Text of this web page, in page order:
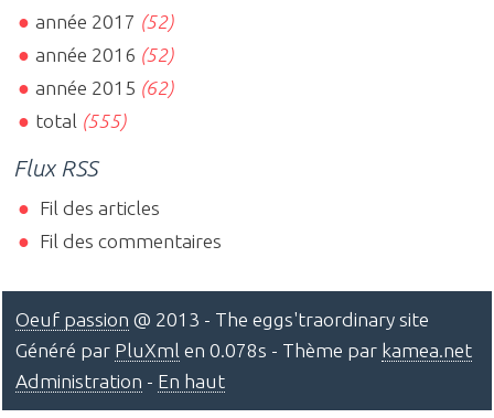
année 2017 (52)
année 2016 (52)
année 2015 (62)
total (555)
Flux RSS
Fil des articles
Fil des commentaires
Oeuf passion @ 2013 - The eggs'traordinary site
Généré par PluXml en 0.078s - Thème par kamea.net
Administration - En haut